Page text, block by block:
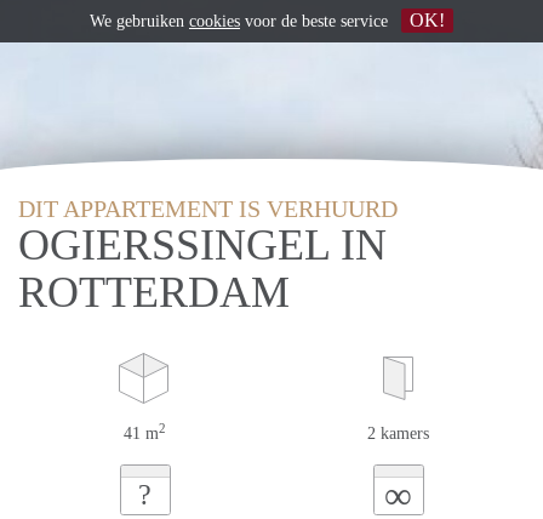
DIT APPARTEMENT IS VERHUURD
OGIERSSINGEL IN
ROTTERDAM
41 m2 2 kamers
? ∞
We gebruiken cookies voor de beste service OK!